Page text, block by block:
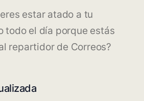
estar atado a tu
todo el día porque estás
repartidor de Correos?